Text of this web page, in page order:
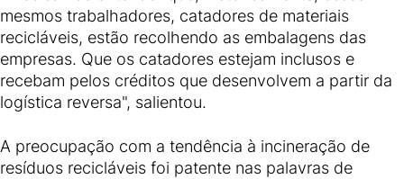
mesmos trabalhadores, catadores de materiais
recicláveis, estão recolhendo as embalagens das
empresas. Que os catadores estejam inclusos e
recebam pelos créditos que desenvolvem a partir da
logística reversa", salientou.
A preocupação com a tendência à incineração de
resíduos recicláveis foi patente nas palavras de